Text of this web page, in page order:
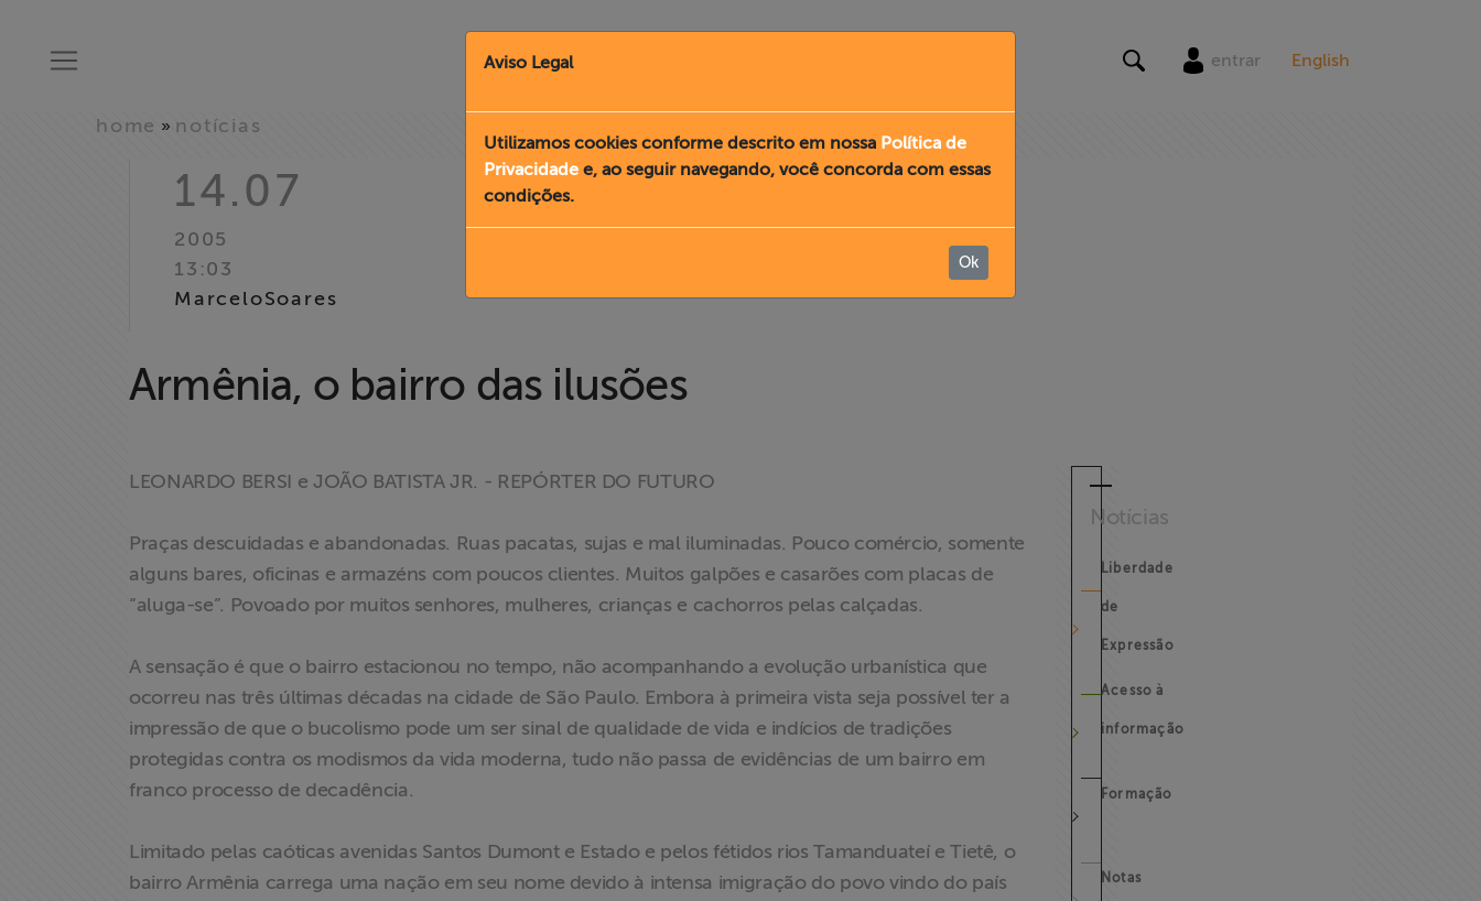
entrar English
home » notícias
14.07
2005
13:03
MarceloSoares
Armênia, o bairro das ilusões
LEONARDO BERSI e JOÃO BATISTA JR. - REPÓRTER DO FUTURO
Praças descuidadas e abandonadas. Ruas pacatas, sujas e mal iluminadas. Pouco comércio, somente
alguns bares, oficinas e armazéns com poucos clientes. Muitos galpões e casarões com placas de
“aluga-se”. Povoado por muitos senhores, mulheres, crianças e cachorros pelas calçadas.
A sensação é que o bairro estacionou no tempo, não acompanhando a evolução urbanística que
ocorreu nas três últimas décadas na cidade de São Paulo. Embora à primeira vista seja possível ter a
impressão de que o bucolismo pode um ser sinal de qualidade de vida e indícios de tradições
protegidas contra os modismos da vida moderna, tudo não passa de evidências de um bairro em
franco processo de decadência.
Limitado pelas caóticas avenidas Santos Dumont e Estado e pelos fétidos rios Tamanduateí e Tietê, o
bairro Armênia carrega uma nação em seu nome devido à intensa imigração do povo vindo do país
Notícias
Liberdade
de
Expressão
Acesso à
informação
Formação
Notas
Aviso Legal
Utilizamos cookies conforme descrito em nossa Política de
Privacidade e, ao seguir navegando, você concorda com essas
condições.
Ok